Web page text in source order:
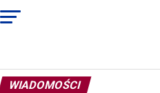
WIADOMOŚCI